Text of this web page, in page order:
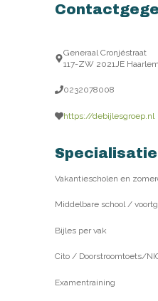
Generaal Cronjéstraat
117-ZW 2021JE Haarlem
0232078008
https://debijlesgroep.nl
Vakantiescholen en
Middelbare school /
Bijles per vak
Cito / Doorstroomtoets/
Examentraining